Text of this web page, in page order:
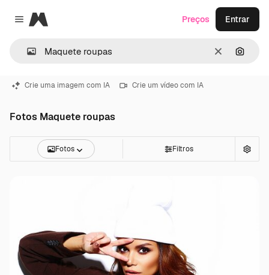
Close menu
Magnific
Limpar
Preços Entrar
Crie uma imagem com IA Crie um vídeo com IA
Fotos Maquete roupas
Fotos Filtros